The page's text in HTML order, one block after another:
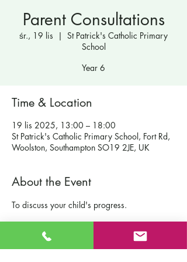
Parent Consultations
śr., 19 lis
  |
St Patrick's Catholic Primary
School
Year 6
Time & Location
19 lis 2025, 13:00 – 18:00
St Patrick's Catholic Primary School, Fort Rd,
Woolston, Southampton SO19 2JE, UK
About the Event
To discuss your child's progress.